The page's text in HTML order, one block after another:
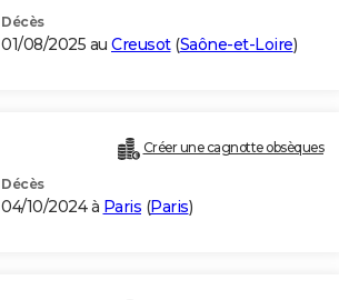
Décès
01/08/2025 au Creusot(Saône-et-Loire)
Créer une cagnotte obsèques
Décès
04/10/2024 à Paris (Paris)